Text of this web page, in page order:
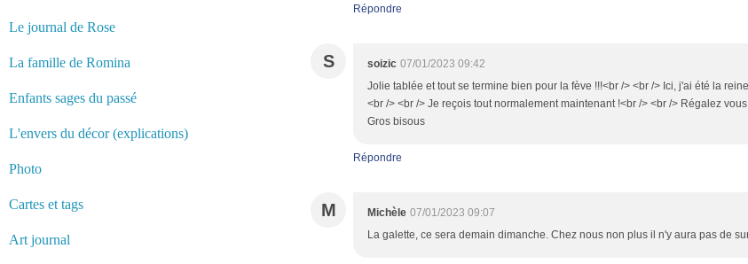
Le journal de Rose
La famille de Romina
Enfants sages du passé
L'envers du décor (explications)
Photo
Cartes et tags
Art journal
Répondre
S soizic 07/01/2023 09:42
Jolie tablée et tout se termine bien pour la fève !!!<br /> <br /> Ici, j'ai été la
<br /> <br /> Je reçois tout normalement maintenant !<br /> <br /> Régalez
Gros bisous
Répondre
M Michèle 07/01/2023 09:07
La galette, ce sera demain dimanche. Chez nous non plus il n'y aura pas de